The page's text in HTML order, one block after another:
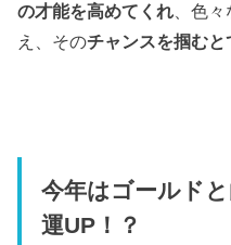
の才能を高めてくれ 、色
え、そのチャンスを掴む
今年はゴールド
運UP！？